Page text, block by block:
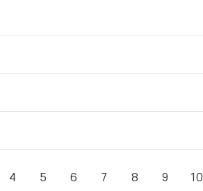
4 5 6 7 8 9 10